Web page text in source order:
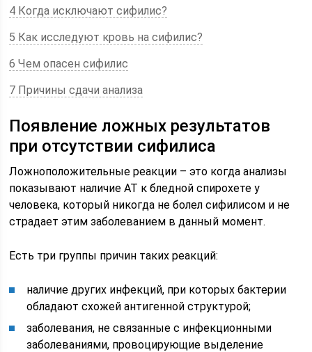
4 Когда исключают сифилис?
5 Как исследуют кровь на сифилис?
6 Чем опасен сифилис
7 Причины сдачи анализа
Появление ложных результатов
при отсутствии сифилиса
Ложноположительные реакции – это когда анализы
показывают наличие АТ к бледной спирохете у
человека, который никогда не болел сифилисом и не
страдает этим заболеванием в данный момент.
Есть три группы причин таких реакций:
наличие других инфекций, при которых бактерии
обладают схожей антигенной структурой;
заболевания, не связанные с инфекционными
заболеваниями, провоцирующие выделение